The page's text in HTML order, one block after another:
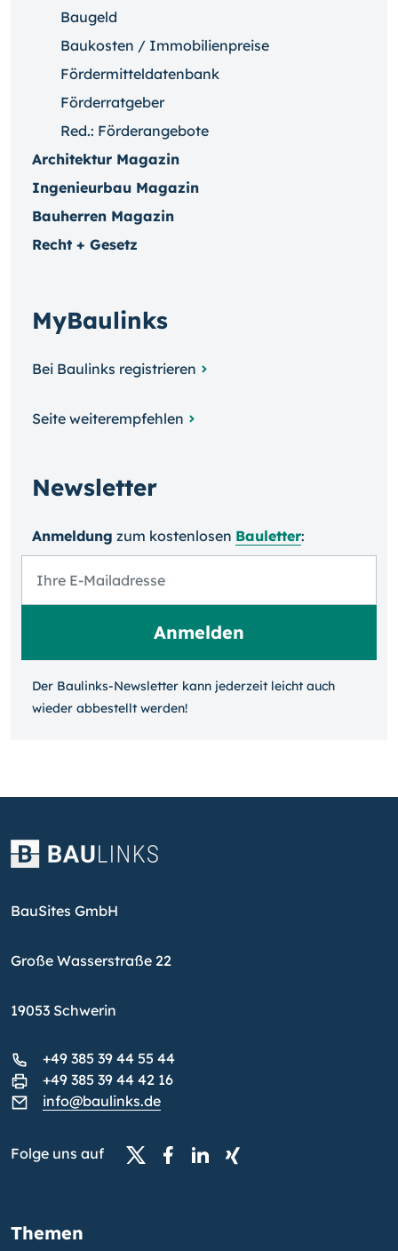
Baugeld
Baukosten / Immobilienpreise
Fördermitteldatenbank
Förderratgeber
Red.: Förderangebote
Architektur Magazin
Ingenieurbau Magazin
Bauherren Magazin
Recht + Gesetz
MyBaulinks
Bei Baulinks registrieren
Seite weiterempfehlen
Newsletter
Anmeldung zum kosten­losen Bauletter:
Der Baulinks-Newsletter kann jeder­zeit leicht auch
wieder ab­bestellt werden!
BauSites GmbH
Große Wasserstraße 22
19053 Schwerin
+49 385 39 44 55 44
+49 385 39 44 42 16
info@baulinks.de
Folge uns auf
Themen